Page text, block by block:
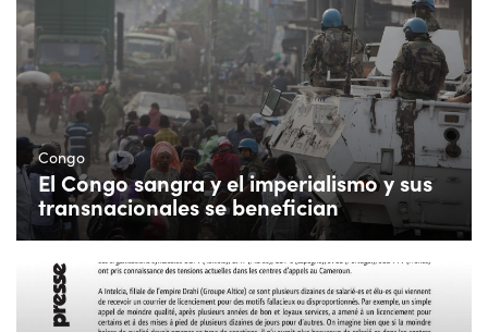
Congo
El Congo sangra y el imperialismo y sus
transnacionales se benefician